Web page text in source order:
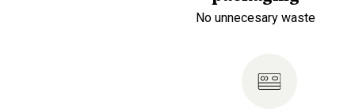
No unnecesary waste